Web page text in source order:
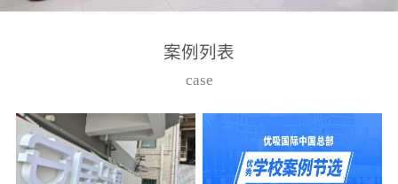
高技能的团队。汇聚了众
取得了多项产品技术专利
和多项国家版权局著作
权，获得高新技术企业称
案例列表
case